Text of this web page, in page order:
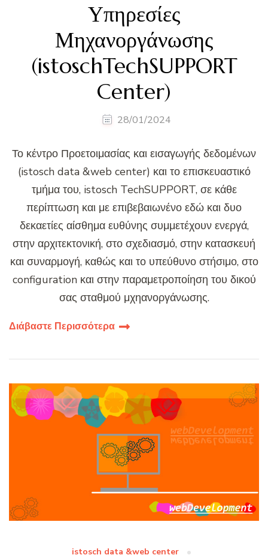
Υπηρεσίες
Μηχανοργάνωσης
(istoschTechSUPPORT
Center)
28/01/2024
Το κέντρο Προετοιμασίας και εισαγωγής δεδομένων
(istosch data &web center) και το επισκευαστικό
τμήμα του, istosch TechSUPPORT, σε κάθε
περίπτωση και με επιβεβαιωνένο εδώ και δυο
δεκαετίες αίσθημα ευθύνης συμμετέχουν ενεργά,
στην αρχιτεκτονική, στο σχεδιασμό, στην κατασκευή
και συναρμογή, καθώς και το υπεύθυνο στήσιμο, στο
configuration και στην παραμετροποίηση του δικού
σας σταθμού μχηανοργάνωσης.
Διάβαστε Περισσότερα
istosch data &web center